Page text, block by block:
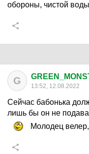
обороны, чистой
G 13:52, 12.08.2022
Сейчас бабонька
лишь бы он не
Молодец